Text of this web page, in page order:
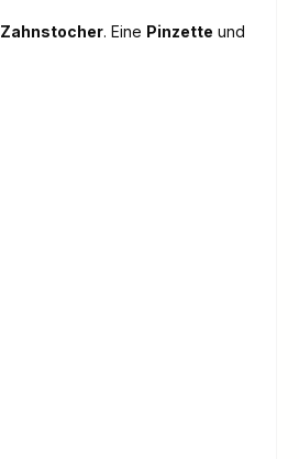
Zahnstocher. Eine Pinzette und